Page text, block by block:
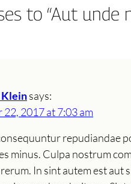
to “Aut unde
Kleinsays:
22, 2017 at 7:03 am
repudiandae
minus. Culpa nostrum
In sint autem est aut